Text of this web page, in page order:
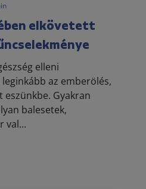
elkövetett
elleni
az emberölés,
Gyakran
balesetek,
val...